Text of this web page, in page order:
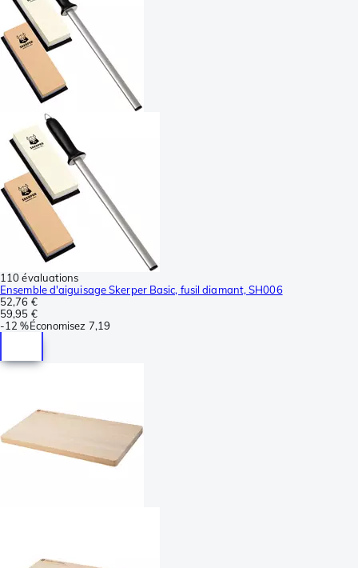
110 évaluations
Ensemble d'aiguisage Skerper Basic, fusil diamant, SH006
52,76 €
59,95 €
-12 %Économisez 7,19